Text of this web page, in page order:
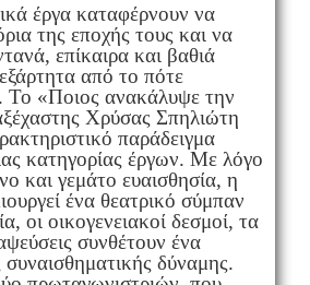
έργα καταφέρνουν να
της εποχής τους και να
επίκαιρα και βαθιά
από το πότε
Το «Ποιος ανακάλυψε την
Χρύσας Σπηλιώτη
παράδειγμα
κατηγορίας έργων. Με λόγο
και γεμάτο ευαισθησία, η
ένα θεατρικό σύμπαν
οι οικογενειακοί δεσμοί, τα
συνθέτουν ένα
δύναμης.